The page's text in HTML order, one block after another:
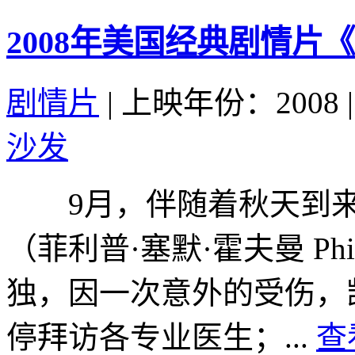
2008年美国经典剧情片
剧情片 | 上映年份：2008 |
沙发
9月，伴随着秋天到来
（菲利普·塞默·霍夫曼
独，因一次意外的受伤
停拜访各专业医生；... 查